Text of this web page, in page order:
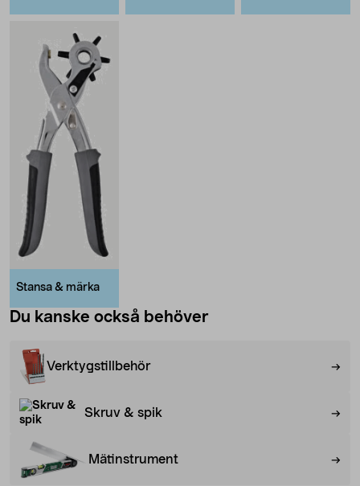
Stansa & märka
Du kanske också behöver
Verktygstillbehör
Skruv & spik
Mätinstrument